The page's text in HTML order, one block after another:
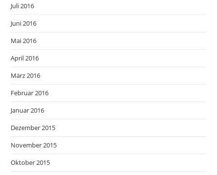
Juli 2016
Juni 2016
Mai 2016
April 2016
März 2016
Februar 2016
Januar 2016
Dezember 2015
November 2015
Oktober 2015